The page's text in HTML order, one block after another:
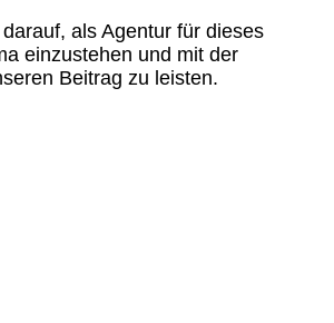
als Agentur für dieses
einzustehen und mit der
Beitrag zu leisten.